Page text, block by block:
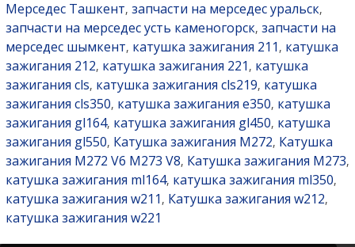
Мерседес Ташкент, запчасти на мерседес уральск,
запчасти на мерседес усть каменогорск, запчасти на
мерседес шымкент, катушка зажигания 211 , катушка
зажигания 212, катушка зажигания 221 , катушка
зажигания cls, катушка зажигания cls219, катушка
зажигания cls350, катушка зажигания e350, катушка
зажигания gl164, катушка зажигания gl450, катушка
зажигания gl550, Катушка зажигания M272, Катушка
зажигания M272 V6 M273 V8, Катушка зажигания M273,
катушка зажигания ml164, катушка зажигания ml350,
катушка зажигания w211 , Катушка зажигания w212,
катушка зажигания w221